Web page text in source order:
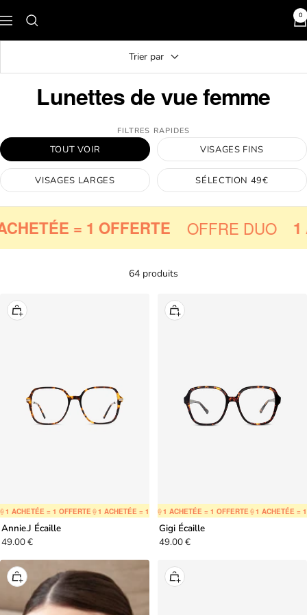
au
contenu
Navigation
Petit
Lunetier
0
Trier par
Lunettes de vue femme
FILTRES RAPIDES
TOUT VOIR VISAGES FINS
VISAGES LARGES SÉLECTION 49€
= 1 OFFERTE OFFRE DUO 1
64 produits
= 1 OFFERTE🍦1 ACHETÉE = 1 OFFERTE🍦1 ACHETÉE = 1 OFFERTE🍦1
Ajouter
Annie.J Écaille
Prix
de
vente
49.00 €
🍦 1 ACHETÉE = 1 OFFERTE 🍦 1 ACHETÉE = 1 OFFERTE🍦1 ACHETÉE = 1
Ajouter
Gigi Écaille
Prix
vente
49.00 €
Ajouter
panier
Ajouter